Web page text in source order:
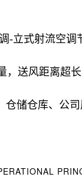
-立式射流空调
，送风距离超
仓储仓库、公